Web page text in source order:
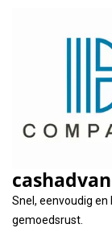
Snel, eenvoudig
gemoedsrust.
U